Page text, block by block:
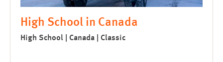
High School in Canada
High School | Canada | Classic